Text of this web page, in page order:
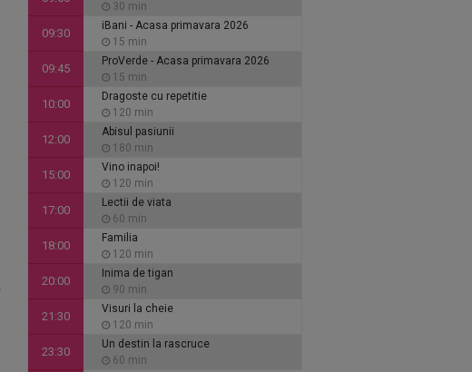
30 min
09:30
iBani - Acasa primavara 2026
15 min
09:45
ProVerde - Acasa primavara 2026
15 min
10:00
Dragoste cu repetitie
120 min
12:00
Abisul pasiunii
180 min
15:00
Vino inapoi!
120 min
17:00
Lectii de viata
60 min
18:00
Familia
120 min
20:00
Inima de tigan
90 min
21:30
Visuri la cheie
120 min
23:30
Un destin la rascruce
60 min